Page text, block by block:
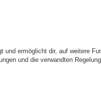
ermöglicht dir, auf weitere
und die verwandten